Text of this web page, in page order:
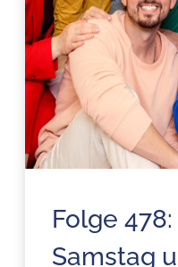
Folge
Samstag